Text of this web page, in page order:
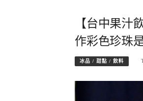
【台中果汁
作彩色珍珠
冰品 / 甜點 / 飲料